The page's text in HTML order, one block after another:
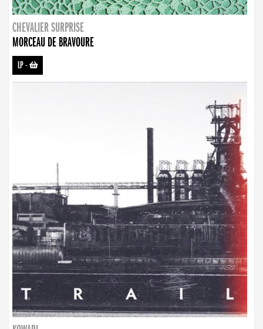
CHEVALIER SURPRISE
MORCEAU DE BRAVOURE
LP-